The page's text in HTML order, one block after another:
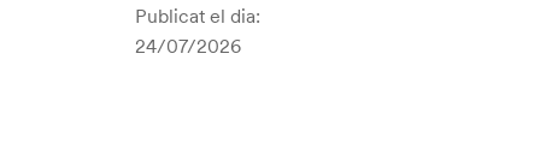
Publicat el dia:
24/07/2026